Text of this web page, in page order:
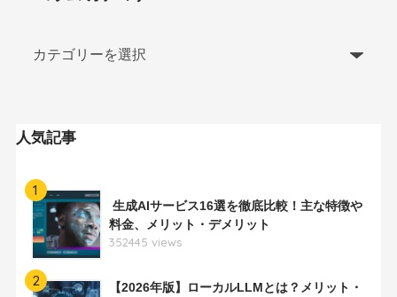
人気記事
1
生成AIサービス16選を徹底比較！主な特徴や
料金、メリット・デメリット
352445 views
2
【2026年版】ローカルLLMとは？メリット・